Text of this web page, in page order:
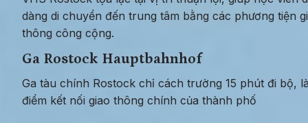
dàng di chuyển đến trung tâm bằng các phương tiện
thông công cộng.
Ga Rostock Hauptbahnhof
Ga tàu chính Rostock chỉ cách trường 15 phút đi bộ,
điểm kết nối giao thông chính của thành phố